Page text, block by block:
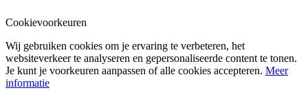
Cookievoorkeuren
Wij gebruiken cookies om je ervaring te verbeteren, het
websiteverkeer te analyseren en gepersonaliseerde content te tonen.
Je kunt je voorkeuren aanpassen of alle cookies accepteren. Meer
informatie